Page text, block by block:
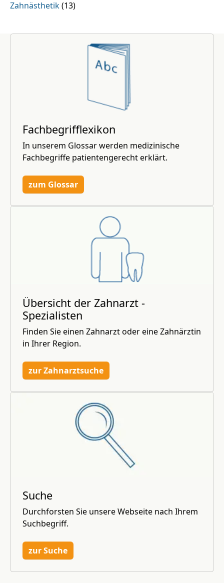
Zahnästhetik(13)
Fachbegrifflexikon
In unserem Glossar werden medizinische
Fachbegriffe patientengerecht erklärt.
zum Glossar
Übersicht der Zahnarzt -
Spezialisten
Finden Sie einen Zahnarzt oder eine Zahnärztin
in Ihrer Region.
zur Zahnarztsuche
Suche
Durchforsten Sie unsere Webseite nach Ihrem
Suchbegriff.
zur Suche